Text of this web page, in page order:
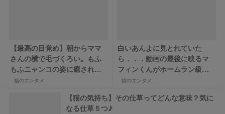
【最高の目覚め】朝からママ
さんの横で毛づくろい。もふ
もふニャンコの姿に癒され
る！
猫のエンタメ
白いあんよに見とれていた
ら．．．動画の最後に映るマ
フィンくんがホームラン級の
カワイさ！！
猫のエンタメ
【猫の気持ち】その仕草ってどんな意味？気に
なる仕草５つ♪